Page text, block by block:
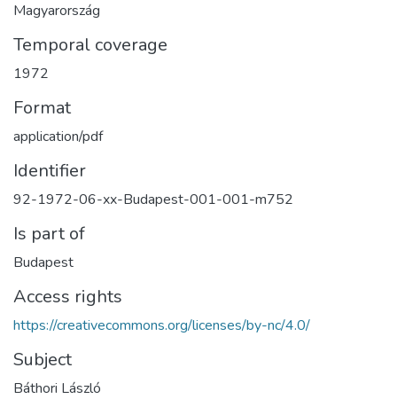
Magyarország
Temporal coverage
1972
Format
application/pdf
Identifier
92-1972-06-xx-Budapest-001-001-m752
Is part of
Budapest
Access rights
https://creativecommons.org/licenses/by-nc/4.0/
Subject
Báthori László